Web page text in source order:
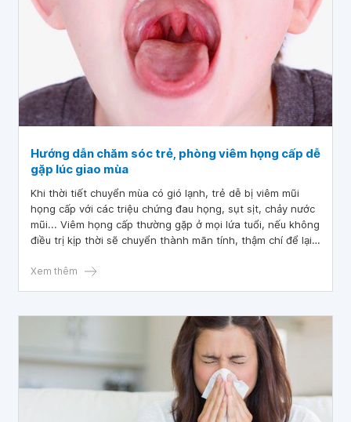
Hướng dẫn chăm sóc trẻ, phòng viêm họng cấp dễ
gặp lúc giao mùa
Khi thời tiết chuyển mùa có gió lạnh, trẻ dễ bị viêm mũi
họng cấp với các triệu chứng đau họng, sụt sịt, chảy nước
mũi... Viêm họng cấp thường gặp ở mọi lứa tuổi, nếu không
điều trị kịp thời sẽ chuyển thành mãn tính, thậm chí để lại
Xem thêm